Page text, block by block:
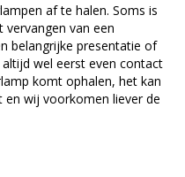
af te halen. Soms is
van een
belangrijke presentatie of
wel eerst even contact
komt ophalen, het kan
en wij voorkomen liever de